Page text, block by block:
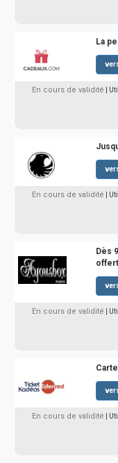
La
En cours de validité |
En cours de validité |
Dès
En cours de validité |
En cours de validité |